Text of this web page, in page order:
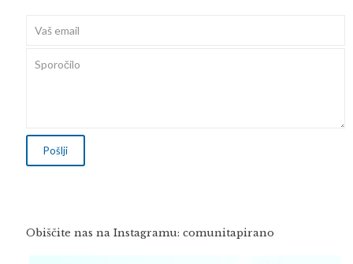
Obiščite nas na Instagramu: comunitapirano